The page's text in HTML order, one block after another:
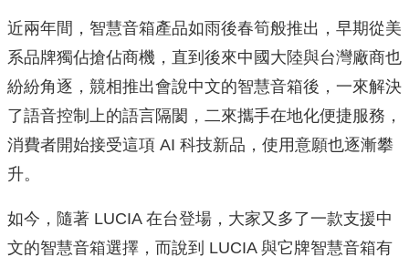
近兩年間，智慧音箱產品如雨後春筍般推出，早期從美
系品牌獨佔搶佔商機，直到後來中國大陸與台灣廠商也
紛紛角逐，競相推出會說中文的智慧音箱後，一來解決
了語音控制上的語言隔閡，二來攜手在地化便捷服務，
消費者開始接受這項 AI 科技新品，使用意願也逐漸攀
升。
如今，隨著 LUCIA 在台登場，大家又多了一款支援中
文的智慧音箱選擇，而說到 LUCIA 與它牌智慧音箱有